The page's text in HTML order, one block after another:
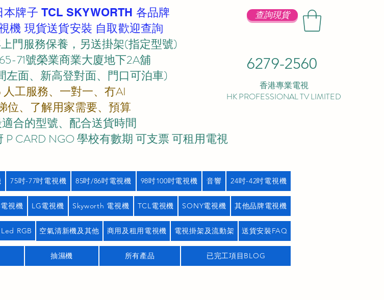
查詢現貨
6279-2560
香港專業電視
HK PROFESSIONAL TV LIMITED
牌子 TCL SKYWORTH 各品牌
機 現貨送貨安裝 自取歡迎查詢
門服務保養，另送掛架(指定型號)
71號榮業商業大廈地下2A舖
左面、新高登對面、門口可泊車)
人工服務、一對一、冇AI
位、了解用家需要、預算
合的型號、配合送貨時間
CARD NGO 學校有數期 可支票 可租用電視
75吋-77吋電視機 85吋/86吋電視機 98吋100吋電視機 音響 24吋-42吋電視機
視機 LG電視機 Skyworth 電視機 TCL電視機 SONY電視機 其他品牌電視機
RGB 空氣清新機及其他 商用及租用電視機 電視掛架及流動架 送貨安裝FAQ
抽濕機 所有產品 已完工項目BLOG